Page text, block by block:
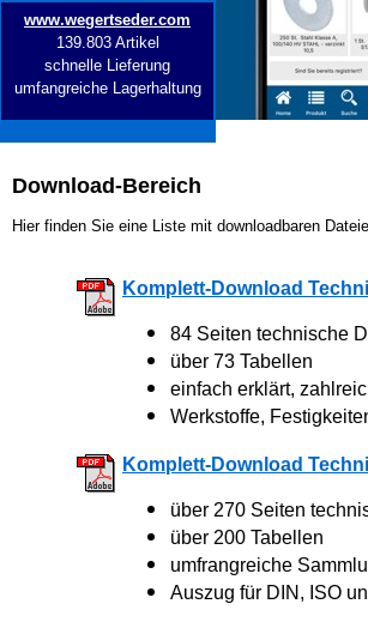
www.wegertseder.com
139.803 Artikel
schnelle Lieferung
umfangreiche Lagerhaltung
Download-Bereich
Hier finden Sie eine Liste mit downloadbaren
Komplett-Download
84 Seiten technische
über 73 Tabellen
einfach erklärt,
Werkstoffe,
Komplett-Download
über 270 Seiten
über 200 Tabellen
umfrangreiche
Auszug für DIN, ISO